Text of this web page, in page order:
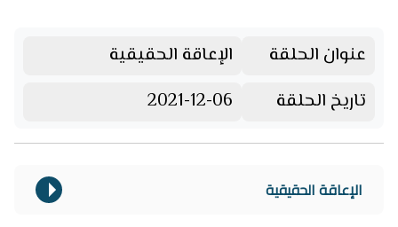
عنوان الحلقة
الإعاقة الحقيقية
تاريخ الحلقة
2021-12-06
الإعاقة الحقيقية